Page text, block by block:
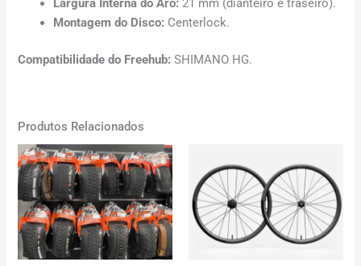
Largura Interna do Aro: 21 mm (dianteiro e traseiro).
Montagem do Disco: Centerlock.
Compatibilidade do Freehub: SHIMANO HG.
Produtos Relacionados